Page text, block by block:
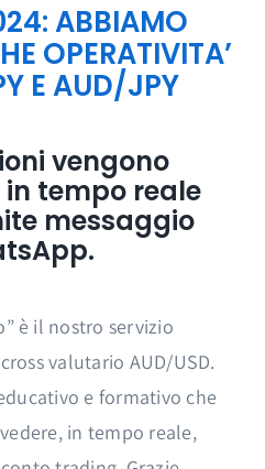
ABBIAMO
OPERATIVITA’
E AUD/JPY
vengono
tempo reale
messaggio
è il nostro servizio
valutario AUD/USD.
e formativo che
in tempo reale,